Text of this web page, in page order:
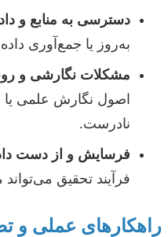
دسترسی به منابع و
به‌روز یا جمع‌آوری
مشکلات نگارشی و
اصول نگارش علمی
نادرست.
فرسایش و از دست
فرآیند تحقیق
راهکارهای عملی و